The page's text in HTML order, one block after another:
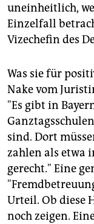
uneinheitlich,
Einzelfall
Vizechefin des
Was sie für
Nake vom
"Es gibt in
sind. Dort
zahlen als etwa
gerecht." Eine
Urteil. Ob diese
noch zeigen.